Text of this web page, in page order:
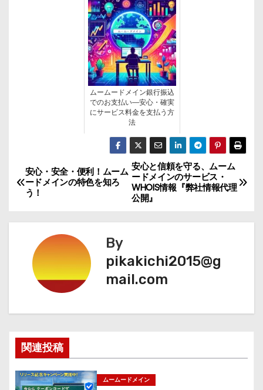
ムームードメイン銀行振込
でのお支払い―安心・確実
にサービス料金を支払う方
法
投
稿
ナ
ビ
ゲ
ョ
ン
安心と信頼を守る、ムーム
ードメインのサービス・
WHOIS情報『弊社情報代理
公開』
安心・安全・便利！ムーム
ードメインの特色を知ろ
う！
By
pikakichi2015@g
mail.com
関連投稿
ムームードメイン